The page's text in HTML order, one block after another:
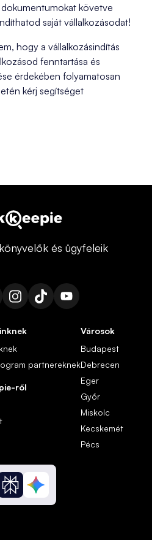
követve
saját vállalkozásodat!
hogy a vállalkozásindítás
fenntartása és
érdekében folyamatosan
kérj segítséget
és ügyfeleik
partnereknek
ről
Városok
Budapest
Debrecen
Eger
Győr
Miskolc
Kecskemét
Pécs